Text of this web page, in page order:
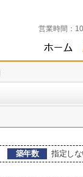
営業時間：
築年数
指定し